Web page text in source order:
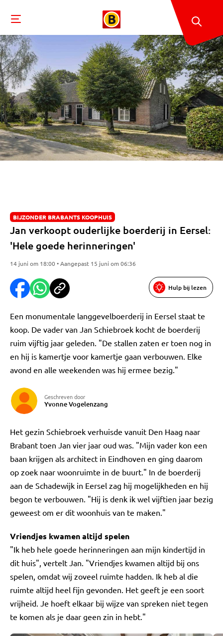
BIJZONDER BRABANTS KOOPHUIS
Jan verkoopt ouderlijke boerderij in Eersel:
'Hele goede herinneringen'
14 juni om 18:00 • Aangepast 15 juni om 06:36
Hulp bij lezen
Een monumentale langgevelboerderij in Eersel staat te
koop. De vader van Jan Schiebroek kocht de boerderij
ruim vijftig jaar geleden. "De stallen zaten er toen nog in
en hij is kamertje voor kamertje gaan verbouwen. Elke
avond en alle weekenden was hij ermee bezig."
Geschreven door
Yvonne Vogelenzang
Het gezin Schiebroek verhuisde vanuit Den Haag naar
Brabant toen Jan vier jaar oud was. "Mijn vader kon een
baan krijgen als architect in Eindhoven en ging daarom
op zoek naar woonruimte in de buurt." In de boerderij
aan de Schadewijk in Eersel zag hij mogelijkheden en hij
begon te verbouwen. "Hij is denk ik wel vijftien jaar bezig
geweest om er dit woonhuis van te maken."
Vriendjes kwamen altijd spelen
"Ik heb hele goede herinneringen aan mijn kindertijd in
dit huis", vertelt Jan. "Vriendjes kwamen altijd bij ons
spelen, omdat wij zoveel ruimte hadden. Ik heb al die
ruimte altijd heel fijn gevonden. Het geeft je een soort
vrijheid. Je hoeft elkaar bij wijze van spreken niet tegen
te komen als je daar geen zin in hebt."